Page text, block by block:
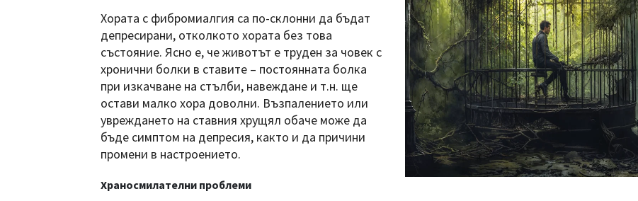
Хората с фибромиалгия са по-склонни да бъдат
депресирани, отколкото хората без това
състояние. Ясно е, че животът е труден за човек с
хронични болки в ставите – постоянната болка
при изкачване на стълби, навеждане и т.н. ще
остави малко хора доволни. Възпалението или
увреждането на ставния хрущял обаче може да
бъде симптом на депресия, както и да причини
промени в настроението.
Храносмилателни проблеми